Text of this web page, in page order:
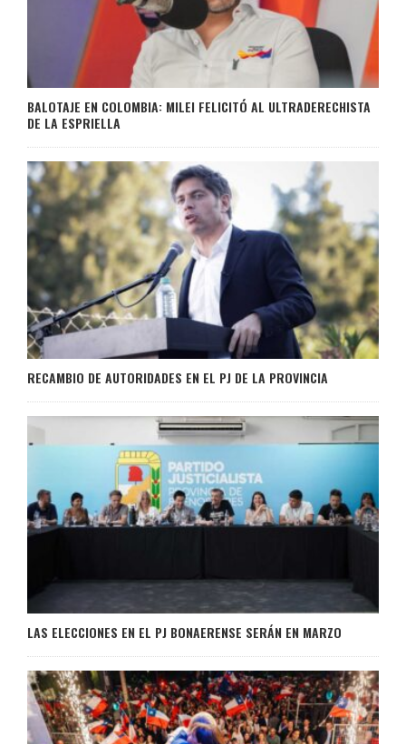
BALOTAJE EN COLOMBIA: MILEI FELICITÓ AL ULTRADERECHISTA
DE LA ESPRIELLA
RECAMBIO DE AUTORIDADES EN EL PJ DE LA PROVINCIA
LAS ELECCIONES EN EL PJ BONAERENSE SERÁN EN MARZO